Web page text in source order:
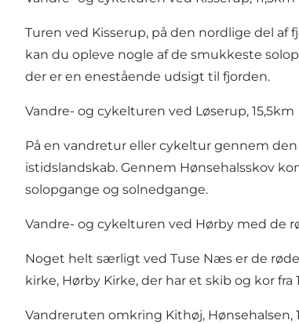
Turen ved Kisserup, på den nordlige del
kan du opleve nogle af de smukkeste
der er en enestående udsigt til fjorden.
Vandre- og cykelturen ved Løserup, 15,5km
På en vandretur eller cykeltur gennem
istidslandskab. Gennem Hønsehalsskov
solopgange og solnedgange.
Vandre- og cykelturen ved Hørby med de
Noget helt særligt ved Tuse Næs er de
kirke, Hørby Kirke, der har et skib og kor
Vandreruten omkring Kithøj, Hønsehalsen,